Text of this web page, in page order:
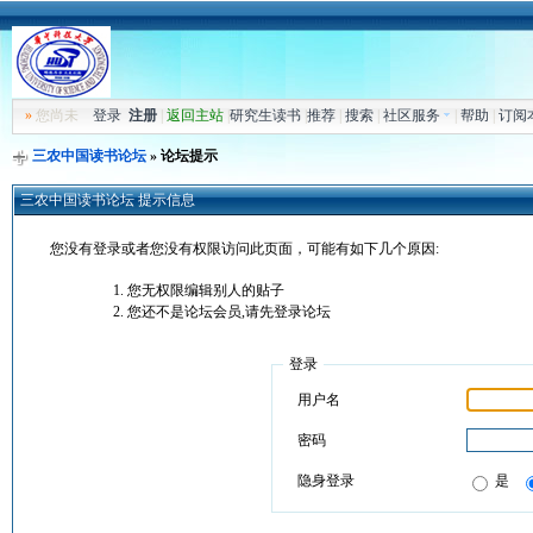
»您尚未 登录 注册| 返回主站| 研究生读书| 推荐| 搜索| 社区服务 帮助 订阅
三农中国读书论坛» 论坛提示
三农中国读书论坛 提示信息
您没有登录或者您没有权限访问此页面，可能有如下几个原因:
您无权限编辑别人的贴子
您还不是论坛会员,请先登录论坛
登录
用户名
密码
隐身登录 是